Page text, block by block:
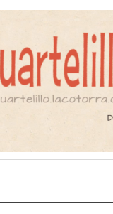
de radio
independiente.